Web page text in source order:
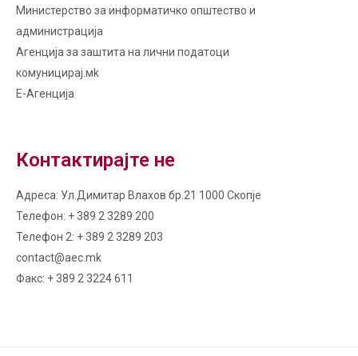
Министерство за информатичко општество и
администрација
Агенција за заштита на лични податоци
комуницирај.мk
Е-Агенција
Контактирајте не
Адреса: Ул.Димитар Влахов бр.21 1000 Скопје
Телефон: + 389 2 3289 200
Телефон 2: + 389 2 3289 203
contact@aec.mk
Факс: + 389 2 3224 611